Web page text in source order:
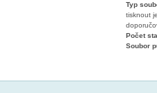
Typ
tisknout
Počet
Soubor